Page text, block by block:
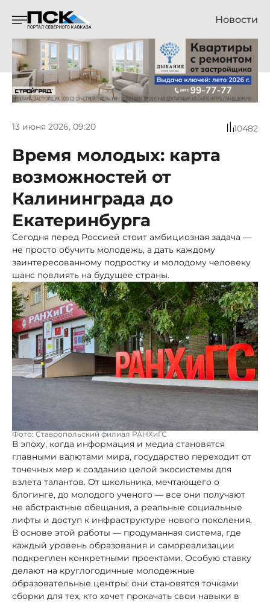
Новости
13 июня 2026, 09:20 10482
Время молодых: карта
возможностей от
Калининграда до
Екатеринбурга
Сегодня перед Россией стоит амбициозная задача —
не просто обучить молодежь, а дать каждому
заинтересованному подростку и молодому человеку
шанс повлиять на будущее страны.
Фото: Ставропольский филиал РАНХиГС
В эпоху, когда информация и медиа становятся
главными валютами мира, государство переходит от
точечных мер к созданию целой экосистемы для
взлета талантов. От школьника, мечтающего о
блогинге, до молодого ученого — все они получают
не абстрактные обещания, а реальные социальные
лифты и доступ к инфраструктуре нового поколения.
В основе этой работы — продуманная система, где
каждый уровень образования и самореализации
подкреплен конкретными проектами. Особую ставку
делают на круглогодичные молодежные
образовательные центры: они становятся точками
сборки для тех, кто хочет прокачать свои навыки в